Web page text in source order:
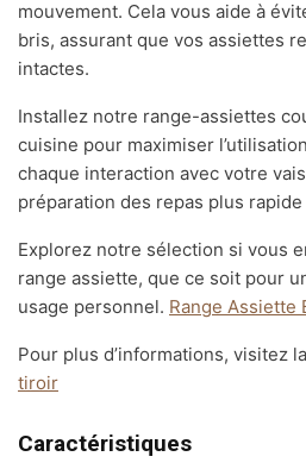
mouvement. Cela vous aide à
bris, assurant que vos assiettes
intactes.
Installez notre range-assiettes
cuisine pour maximiser
chaque interaction avec votre
préparation des repas plus
Explorez notre sélection si vous
range assiette, que ce soit pour
usage personnel. Range Assiette
Pour plus d’informations, visitez
tiroir
Caractéristiques